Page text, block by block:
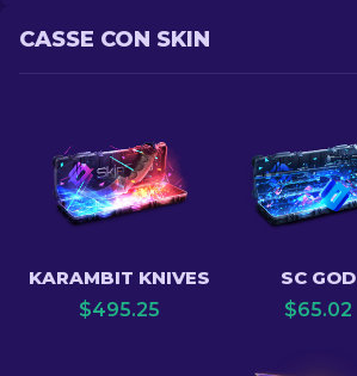
CASSE CON SKIN
KARAMBIT KNIVES
$495.25
SC GOD
$65.02